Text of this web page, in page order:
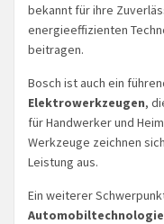
bekannt für ihre
energieeffizienten
beitragen.
Bosch ist auch ein
Elektrowerkzeugen,
für Handwerker und
Werkzeuge zeichnen
Leistung aus.
Ein weiterer